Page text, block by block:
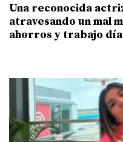
Una reconocida
atravesando un mal
ahorros y trabajo